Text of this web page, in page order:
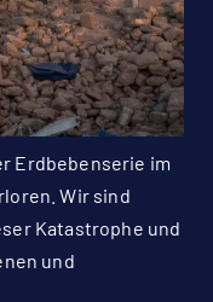
Erdbebenserie im
Wir sind
Katastrophe und
und